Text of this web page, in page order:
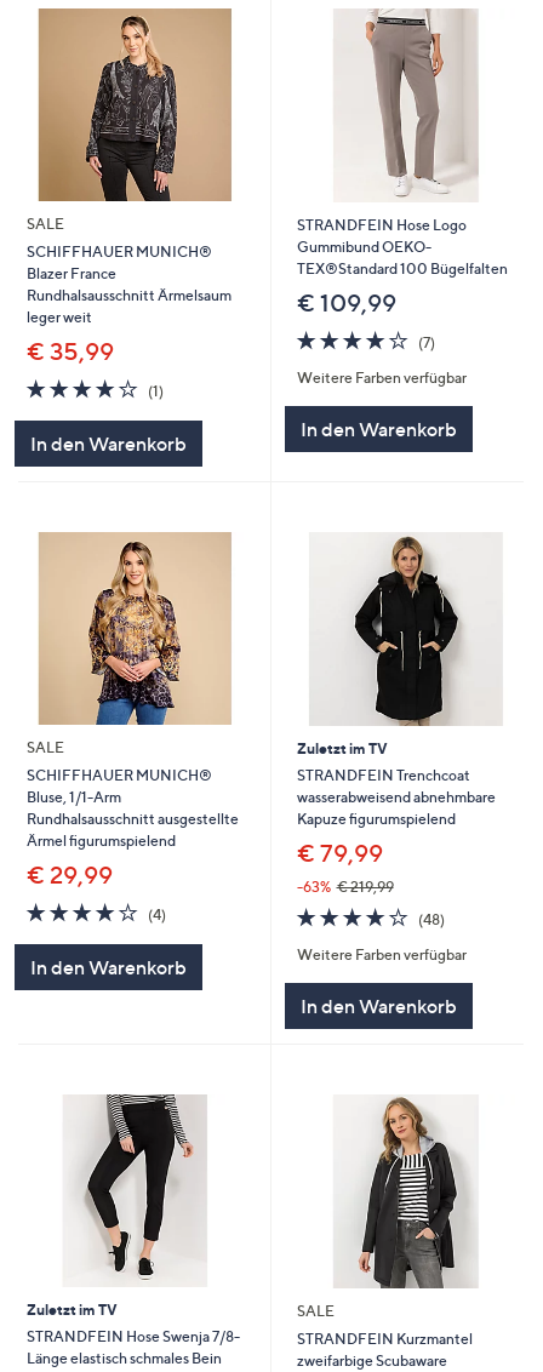
SALE
SCHIFFHAUER MUNICH®
Blazer France
Rundhalsausschnitt Ärmelsaum
leger weit
€ 35,99
4.0
von
(1)1
In den Warenkorb
STRANDFEIN Hose Logo
Gummibund OEKO-
TEX®Standard 100 Bügelfalten
€ 109,99
3.9
von
5
(7)7
Weitere Farben verfügbar
In den Warenkorb
SALE
SCHIFFHAUER MUNICH®
Bluse, 1/1-Arm
Rundhalsausschnitt ausgestellte
Ärmel figurumspielend
€ 29,99
3.8
von
(4)4
In den Warenkorb
Zuletzt im TV
STRANDFEIN Trenchcoat
wasserabweisend abnehmbare
Kapuze figurumspielend
€ 79,99
-63% € 219,99
3.6
von
5
(48)48
Weitere Farben verfügbar
In den Warenkorb
Zuletzt im TV
STRANDFEIN Hose Swenja 7/8-
Länge elastisch schmales Bein
SALE
STRANDFEIN Kurzmantel
zweifarbige Scubaware